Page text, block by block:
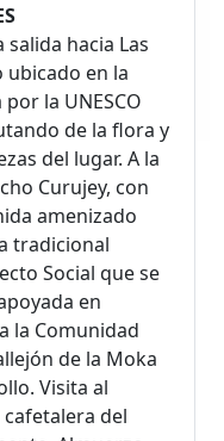
hacia Las
ubicado en la
la UNESCO
de la flora y
del lugar. A la
Curujey, con
amenizado
tradicional
Social que se
en
la Comunidad
de la Moka
Visita al
del